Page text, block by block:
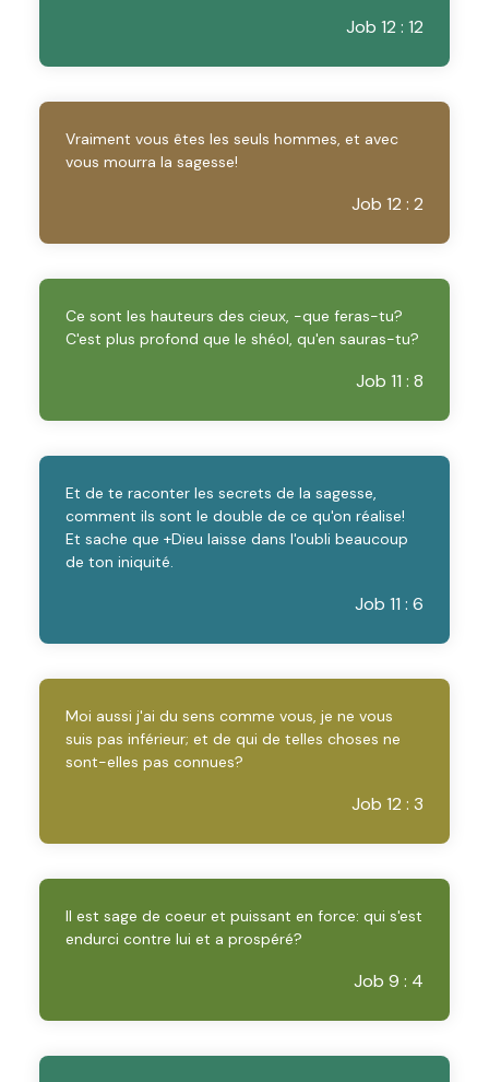
Job 12 : 12
Vraiment vous êtes les seuls hommes, et avec
vous mourra la sagesse!
Job 12 : 2
Ce sont les hauteurs des cieux, -que feras-tu?
C'est plus profond que le shéol, qu'en sauras-tu?
Job 11 : 8
Et de te raconter les secrets de la sagesse,
comment ils sont le double de ce qu'on réalise!
Et sache que +Dieu laisse dans l'oubli beaucoup
de ton iniquité.
Job 11 : 6
Moi aussi j'ai du sens comme vous, je ne vous
suis pas inférieur; et de qui de telles choses ne
sont-elles pas connues?
Job 12 : 3
Il est sage de coeur et puissant en force: qui s'est
endurci contre lui et a prospéré?
Job 9 : 4